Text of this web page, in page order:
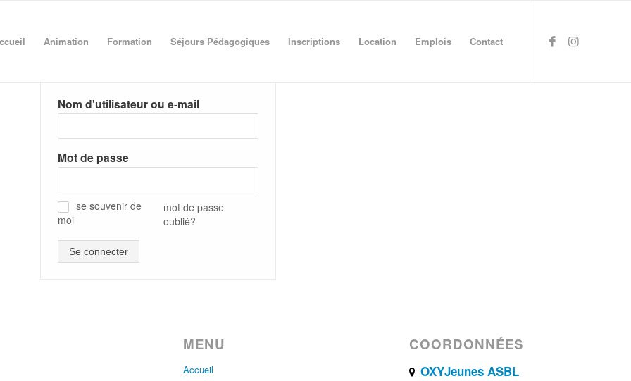
Animation Formation Séjours Pédagogiques Inscriptions Location Emplois Contact
Nom d'utilisateur ou e-mail
Mot de passe
✓
se souvenir de
moi
mot de passe
oublié?
Se connecter
MENU
Accueil
COORDONNÉES
OXYJeunes ASBL